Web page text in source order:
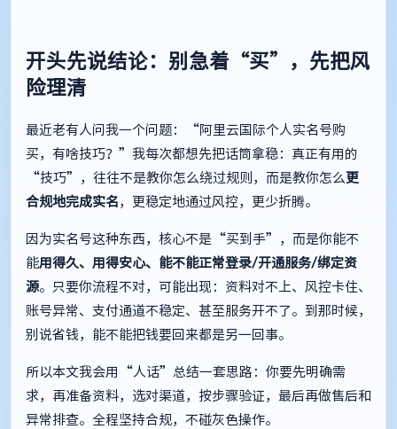
开头先说结论：别急着“买”，先把风
险理清
最近老有人问我一个问题：“阿里云国际个人实名号购
买，有啥技巧？”我每次都想先把话筒拿稳：真正有用的
“技巧”，往往不是教你怎么绕过规则，而是教你怎么 更
合规地完成实名 ，更稳定地通过风控，更少折腾。
因为实名号这种东西，核心不是“买到手”，而是你能不
能用得久、用得安心、能不能正常登录/开通服务/绑定资
源。只要你流程不对，可能出现：资料对不上、风控卡住、
账号异常、支付通道不稳定、甚至服务开不了。到那时候，
别说省钱，能不能把钱要回来都是另一回事。
所以本文我会用“人话”总结一套思路：你要先明确需
求，再准备资料，选对渠道，按步骤验证，最后再做售后和
异常排查。全程坚持合规，不碰灰色操作。